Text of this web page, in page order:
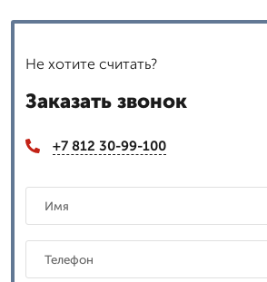
Не хотите считать?
Заказать звонок
+7 812 30-99-100